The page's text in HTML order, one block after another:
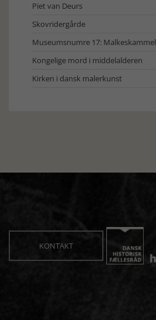
Piet van Deurs
Skovridergårde
Museumsnumre 17: Malkeskammel
Kongelige mord i middelalderen
Kirken i dansk malerkunst
KONTAKT